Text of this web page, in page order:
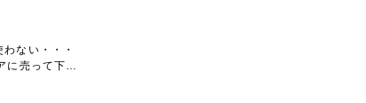
ない・・・
売って下さ